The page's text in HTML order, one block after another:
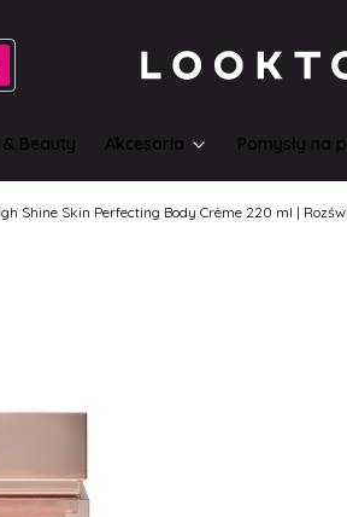
Beauty Akcesoria Pomysły na
Shine Skin Perfecting Body Crème 220 ml |